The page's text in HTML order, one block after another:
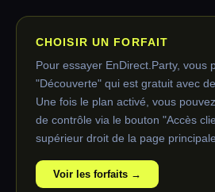
CHOISIR UN FORFAIT
Pour essayer EnDirect.Party, vous
"Découverte" qui est gratuit avec
Une fois le plan activé, vous
de contrôle via le bouton "Accès
supérieur droit de la page principale.
Voir les forfaits →